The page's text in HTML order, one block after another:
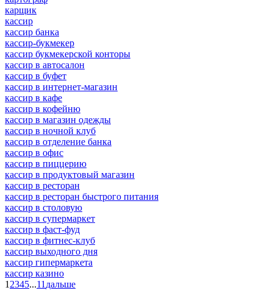
карщик
кассир
кассир банка
кассир-букмекер
кассир букмекерской конторы
кассир в автосалон
кассир в буфет
кассир в интернет-магазин
кассир в кафе
кассир в кофейню
кассир в магазин одежды
кассир в ночной клуб
кассир в отделение банка
кассир в офис
кассир в пиццерию
кассир в продуктовый магазин
кассир в ресторан
кассир в ресторан быстрого питания
кассир в столовую
кассир в супермаркет
кассир в фаст-фуд
кассир в фитнес-клуб
кассир выходного дня
кассир гипермаркета
кассир казино
1 2345...11 дальше